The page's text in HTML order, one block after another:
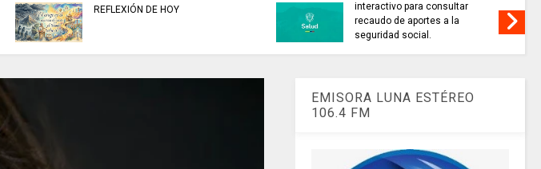
REFLEXIÓN DE HOY
interactivo para consultar
recaudo de aportes a la
seguridad social.
EMISORA LUNA ESTÉREO
106.4 FM